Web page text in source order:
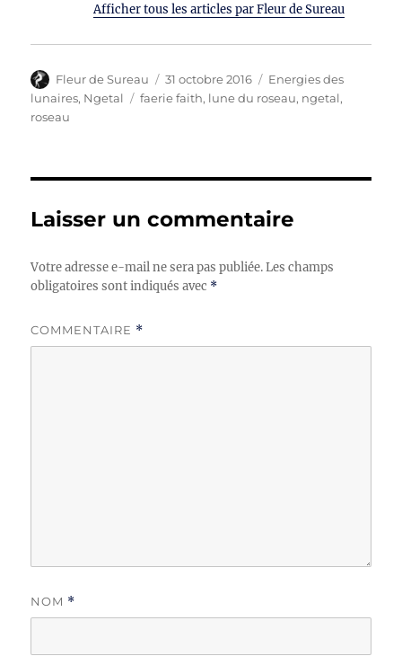
Afficher tous les articles par Fleur de Sureau
Auteur
Fleur de Sureau
Publié
le
31 octobre 2016 Catégories
Energies des
lunaires, Ngetal Étiquettes
faerie faith, lune du roseau, ngetal,
roseau
Laisser un commentaire
Votre adresse e-mail ne sera pas publiée. Les champs
obligatoires sont indiqués avec *
COMMENTAIRE *
NOM *